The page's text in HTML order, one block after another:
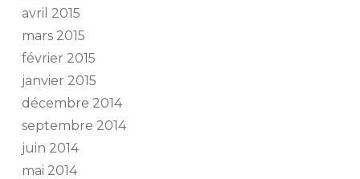
avril 2015
mars 2015
février 2015
janvier 2015
décembre 2014
septembre 2014
juin 2014
mai 2014